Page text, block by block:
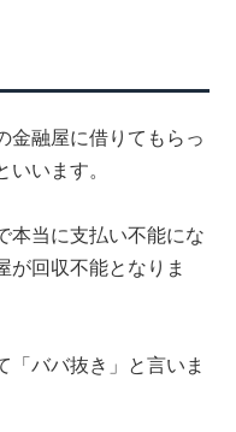
金融屋に借りてもらっ
います。
本当に支払い不能にな
が回収不能となりま
「ババ抜き」と言いま